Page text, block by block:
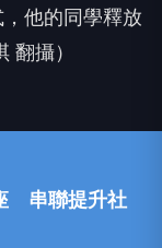
他的同學釋放
翻攝）
串聯提升社